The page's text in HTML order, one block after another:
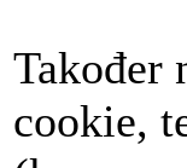
Također
cookie,